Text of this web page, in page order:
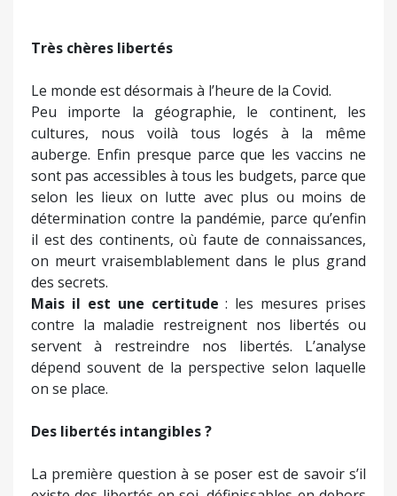
Très chères libertés
Le monde est désormais à l’heure de la Covid.
Peu importe la géographie, le continent, les
cultures, nous voilà tous logés à la même
auberge. Enfin presque parce que les vaccins ne
sont pas accessibles à tous les budgets, parce que
selon les lieux on lutte avec plus ou moins de
détermination contre la pandémie, parce qu’enfin
il est des continents, où faute de connaissances,
on meurt vraisemblablement dans le plus grand
des secrets.
Mais il est une certitude: les mesures prises
contre la maladie restreignent nos libertés ou
servent à restreindre nos libertés. L’analyse
dépend souvent de la perspective selon laquelle
on se place.
Des libertés intangibles ?
La première question à se poser est de savoir s’il